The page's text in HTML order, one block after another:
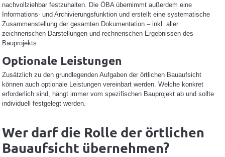
nachvollziehbar festzuhalten. Die ÖBA übernimmt außerdem eine
Informations- und Archivierungsfunktion und erstellt eine systematische
Zusammenstellung der gesamten Dokumentation – inkl. aller
zeichnerischen Darstellungen und rechnerischen Ergebnissen des
Bauprojekts.
Optionale Leistungen
Zusätzlich zu den grundlegenden Aufgaben der örtlichen Bauaufsicht
können auch optionale Leistungen vereinbart werden. Welche konkret
erforderlich sind, hängt immer vom spezifischen Bauprojekt ab und sollte
individuell festgelegt werden.
Wer darf die Rolle der örtlichen
Bauaufsicht übernehmen?